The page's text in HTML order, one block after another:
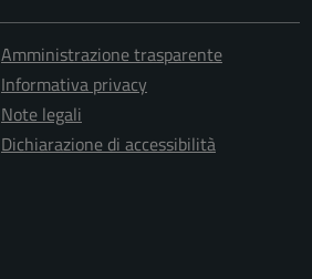
Amministrazione trasparente
Informativa privacy
Note legali
Dichiarazione di accessibilità